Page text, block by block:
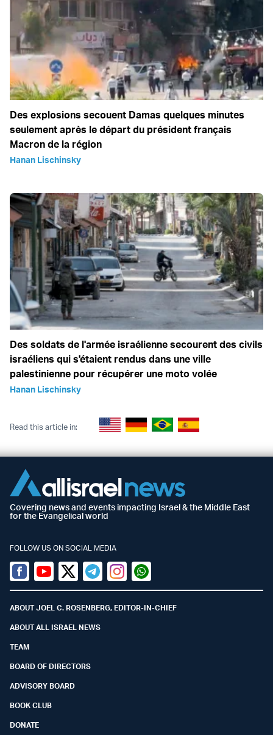
Des explosions secouent Damas quelques minutes
seulement après le départ du président français
Macron de la région
Hanan Lischinsky
Des soldats de l'armée israélienne secourent des civils
israéliens qui s'étaient rendus dans une ville
palestinienne pour récupérer une moto volée
Hanan Lischinsky
Read this article in:
Covering news and events impacting Israel & the Middle East
for the Evangelical world
FOLLOW US ON SOCIAL MEDIA
Facebook
YoutubeTwitter (X)
TelegramInstagramWhatsapp
ABOUT JOEL C. ROSENBERG, EDITOR-IN-CHIEF
ABOUT ALL ISRAEL NEWS
TEAM
BOARD OF DIRECTORS
ADVISORY BOARD
BOOK CLUB
DONATE